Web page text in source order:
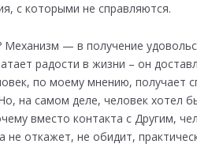
с которыми не справляются.
Механизм — в получение
радости в жизни – он
по моему мнению,
на самом деле, человек хотел
вместо контакта с Другим,
не откажет, не обидит,